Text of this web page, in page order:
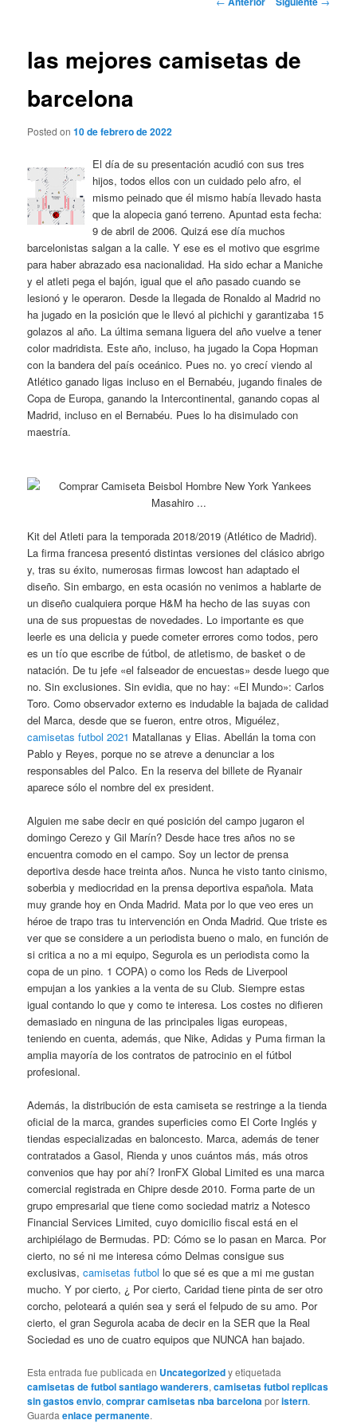
las mejores camisetas de
barcelona
Posted on10 de febrero de 2022
El día de su presentación acudió con sus tres
hijos, todos ellos con un cuidado pelo afro, el
mismo peinado que él mismo había llevado hasta
que la alopecia ganó terreno. Apuntad esta fecha:
9 de abril de 2006. Quizá ese día muchos
barcelonistas salgan a la calle. Y ese es el motivo que esgrime
para haber abrazado esa nacionalidad. Ha sido echar a Maniche
y el atleti pega el bajón, igual que el año pasado cuando se
lesionó y le operaron. Desde la llegada de Ronaldo al Madrid no
ha jugado en la posición que le llevó al pichichi y garantizaba 15
golazos al año. La última semana liguera del año vuelve a tener
color madridista. Este año, incluso, ha jugado la Copa Hopman
con la bandera del país oceánico. Pues no. yo crecí viendo al
Atlético ganado ligas incluso en el Bernabéu, jugando finales de
Copa de Europa, ganando la Intercontinental, ganando copas al
Madrid, incluso en el Bernabéu. Pues lo ha disimulado con
maestría.
Kit del Atleti para la temporada 2018/2019 (Atlético de Madrid).
La firma francesa presentó distintas versiones del clásico abrigo
y, tras su éxito, numerosas firmas lowcost han adaptado el
diseño. Sin embargo, en esta ocasión no venimos a hablarte de
un diseño cualquiera porque H&M ha hecho de las suyas con
una de sus propuestas de novedades. Lo importante es que
leerle es una delicia y puede cometer errores como todos, pero
es un tío que escribe de fútbol, de atletismo, de basket o de
natación. De tu jefe «el falseador de encuestas» desde luego que
no. Sin exclusiones. Sin evidia, que no hay: «El Mundo»: Carlos
Toro. Como observador externo es indudable la bajada de calidad
del Marca, desde que se fueron, entre otros, Miguélez,
camisetas futbol 2021 Matallanas y Elias. Abellán la toma con
Pablo y Reyes, porque no se atreve a denunciar a los
responsables del Palco. En la reserva del billete de Ryanair
aparece sólo el nombre del ex president.
Alguien me sabe decir en qué posición del campo jugaron el
domingo Cerezo y Gil Marín? Desde hace tres años no se
encuentra comodo en el campo. Soy un lector de prensa
deportiva desde hace treinta años. Nunca he visto tanto cinismo,
soberbia y mediocridad en la prensa deportiva española. Mata
muy grande hoy en Onda Madrid. Mata por lo que veo eres un
héroe de trapo tras tu intervención en Onda Madrid. Que triste es
ver que se considere a un periodista bueno o malo, en función de
si critica a no a mi equipo, Segurola es un periodista como la
copa de un pino. 1 COPA) o como los Reds de Liverpool
empujan a los yankies a la venta de su Club. Siempre estas
igual contando lo que y como te interesa. Los costes no difieren
demasiado en ninguna de las principales ligas europeas,
teniendo en cuenta, además, que Nike, Adidas y Puma firman la
amplia mayoría de los contratos de patrocinio en el fútbol
profesional.
Además, la distribución de esta camiseta se restringe a la tienda
oficial de la marca, grandes superficies como El Corte Inglés y
tiendas especializadas en baloncesto. Marca, además de tener
contratados a Gasol, Rienda y unos cuántos más, más otros
convenios que hay por ahí? IronFX Global Limited es una marca
comercial registrada en Chipre desde 2010. Forma parte de un
grupo empresarial que tiene como sociedad matriz a Notesco
Financial Services Limited, cuyo domicilio fiscal está en el
archipiélago de Bermudas. PD: Cómo se lo pasan en Marca. Por
cierto, no sé ni me interesa cómo Delmas consigue sus
exclusivas,camisetas futbol lo que sé es que a mi me gustan
mucho. Y por cierto, ¿ Por cierto, Caridad tiene pinta de ser otro
corcho, peloteará a quién sea y será el felpudo de su amo. Por
cierto, el gran Segurola acaba de decir en la SER que la Real
Sociedad es uno de cuatro equipos que NUNCA han bajado.
Esta entrada fue publicada en Uncategorizedy etiquetada
camisetas de futbol santiago wanderers,camisetas futbol replicas
sin gastos envio,comprar camisetas nba barcelona poristern.
Guardaenlace permanente.